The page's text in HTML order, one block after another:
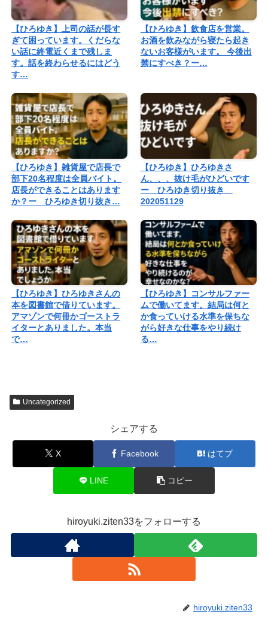
【ひろゆき】上司の話が長す
ぎて困っています。くだらな
い話に終電近くまで残しま
す。話を終わらせるにはどう
す…
【ひろゆき】飲食店を営業。
お酒を飲みながら寝たら起き
ないお客様がいます。 今後出
禁にすべき？ー…
【ひろゆき】雑貨屋で店長で
部下20名程度は全員バイト。
店長ができることはあります
か？ー ひろゆき切り抜き…
【ひろゆき】ひろゆきさ
ん、、、抜け毛がひどいです
ー ひろゆき切り抜き
202051129
【ひろゆき】ひろゆきさんの
本を図書館で借りています。
アマゾンで何冊かゴーストラ
イターとありました。本当
で…
【ひろゆき】コンサルファー
ムで働いてます。結局は何と
か食っていける水準を保ちな
がら好きな仕事をやり続け
る…
Uncategorized
シェアする
X Facebook はてブ
LINE コピー
hiroyuki.ziten33をフォローする
hiroyuki.ziten33